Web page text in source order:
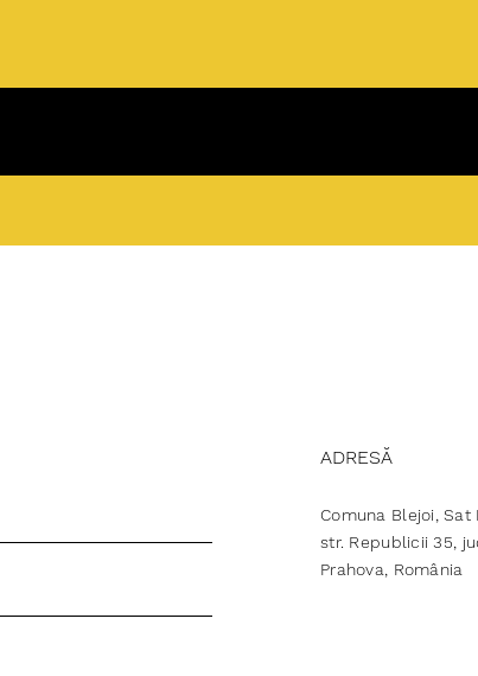
ADRESĂ
Comuna Blejoi, Sat
str. Republicii 35,
Prahova, România